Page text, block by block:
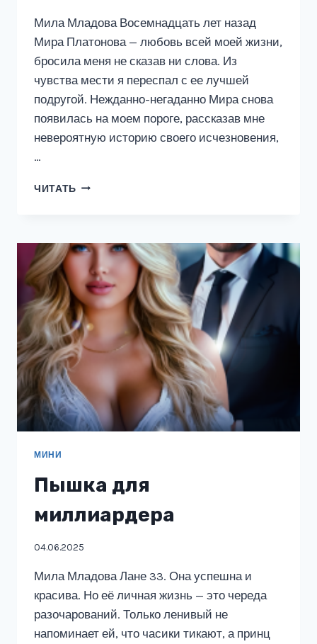
Мила Младова Восемнадцать лет назад
Мира Платонова — любовь всей моей жизни,
бросила меня не сказав ни слова. Из
чувства мести я переспал с ее лучшей
подругой. Нежданно-негаданно Мира снова
появилась на моем пороге, рассказав мне
невероятную историю своего исчезновения,
…
ЧИТАТЬ Я
МИНИ
Пышка для
миллиардера
04.06.2025
Мила Младова Лане 33. Она успешна и
красива. Но её личная жизнь — это череда
разочарований. Только ленивый не
напоминает ей, что часики тикают, а принц